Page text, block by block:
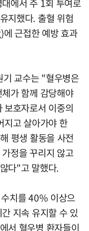
에서 주 1회 투여로
지했다. 출혈 위험
근접한 예방 효과
기 교수는 "혈우병은
가 함께 감당해야
보호자로서 이중의
지고 살아가야 한
평생 활동을 사전
정을 꾸리지 않고
다"고 말했다.
치를 40% 이상으
지속 유지할 수 있
서 혈우병 환자들이